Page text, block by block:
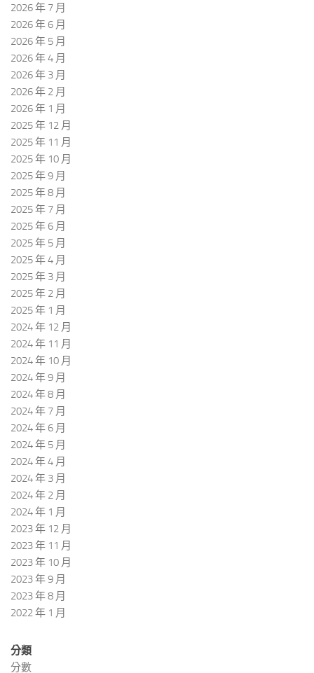
2026 年 7 月
2026 年 6 月
2026 年 5 月
2026 年 4 月
2026 年 3 月
2026 年 2 月
2026 年 1 月
2025 年 12 月
2025 年 11 月
2025 年 10 月
2025 年 9 月
2025 年 8 月
2025 年 7 月
2025 年 6 月
2025 年 5 月
2025 年 4 月
2025 年 3 月
2025 年 2 月
2025 年 1 月
2024 年 12 月
2024 年 11 月
2024 年 10 月
2024 年 9 月
2024 年 8 月
2024 年 7 月
2024 年 6 月
2024 年 5 月
2024 年 4 月
2024 年 3 月
2024 年 2 月
2024 年 1 月
2023 年 12 月
2023 年 11 月
2023 年 10 月
2023 年 9 月
2023 年 8 月
2022 年 1 月
分類
分數